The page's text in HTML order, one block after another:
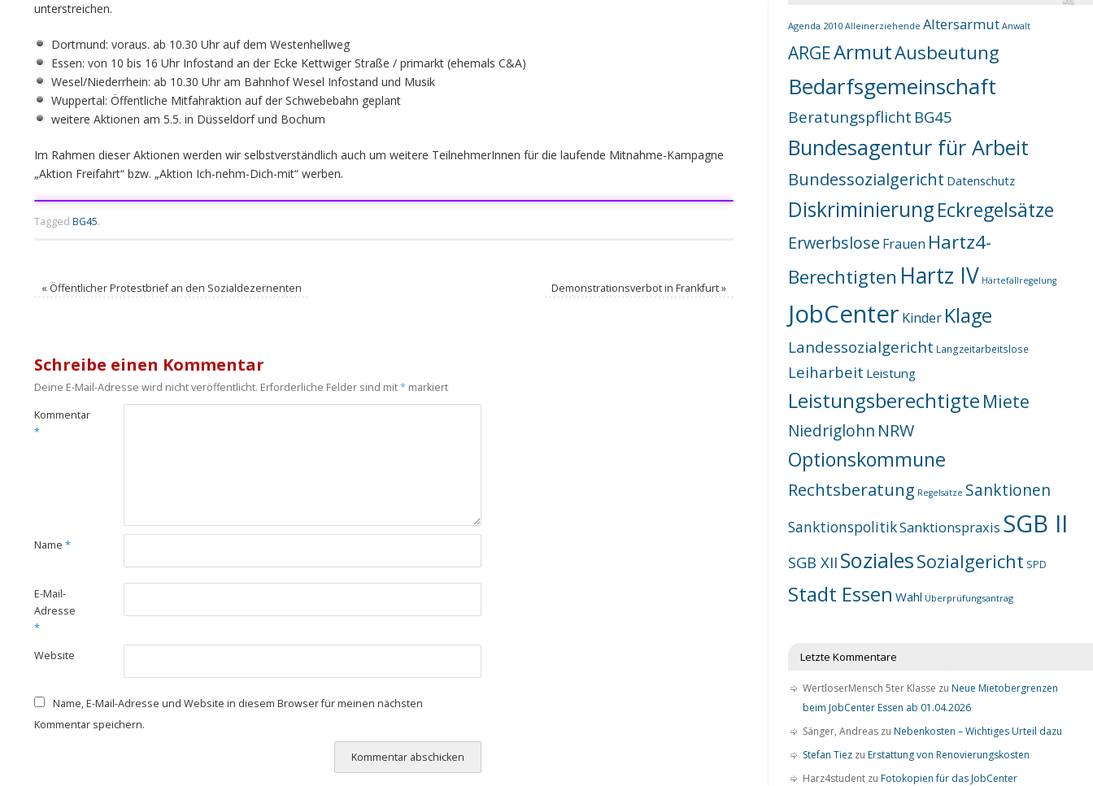
unterstreichen.
Dortmund: voraus. ab 10.30 Uhr auf dem Westenhellweg
Essen: von 10 bis 16 Uhr Infostand an der Ecke Kettwiger Straße / primarkt (ehemals C&A)
Wesel/Niederrhein: ab 10.30 Uhr am Bahnhof Wesel Infostand und Musik
Wuppertal: Öffentliche Mitfahraktion auf der Schwebebahn geplant
weitere Aktionen am 5.5. in Düsseldorf und Bochum
Im Rahmen dieser Aktionen werden wir selbstverständlich auch um weitere TeilnehmerInnen für die laufende Mitnahme-Kampagne
„Aktion Freifahrt“ bzw. „Aktion Ich-nehm-Dich-mit“ werben.
Tagged BG45.
« Öffentlicher Protestbrief an den Sozialdezernenten Demonstrationsverbot in Frankfurt»
Schreibe einen Kommentar
Deine E-Mail-Adresse wird nicht veröffentlicht. Erforderliche Felder sind mit* markiert
Kommentar
*
Name *
E-Mail-
Adresse
*
Website
Name, E-Mail-Adresse und Website in diesem Browser für meinen nächsten
Kommentar speichern.
Agenda 2010 Alleinerziehende Altersarmut Anwalt
ARGEArmutAusbeutung
Bedarfsgemeinschaft
Beratungspflicht BG45
Bundesagentur für Arbeit
Bundessozialgericht Datenschutz
DiskriminierungEckregelsätze
Erwerbslose Frauen Hartz4-
Berechtigten Hartz IV Härtefallregelung
JobCenter Kinder Klage
Landessozialgericht Langzeitarbeitslose
Leiharbeit Leistung
Leistungsberechtigte Miete
Niedriglohn NRW
Optionskommune
Rechtsberatung Regelsätze Sanktionen
SanktionspolitikSanktionspraxis SGB II
SGB XII SozialesSozialgericht SPD
Stadt Essen Wahl Überprüfungsantrag
Letzte Kommentare
WertloserMensch 5ter Klasse zu Neue Mietobergrenzen
beim JobCenter Essen ab 01.04.2026
Sänger, Andreas zu Nebenkosten – Wichtiges Urteil dazu
Stefan Tiez zu Erstattung von Renovierungskosten
Harz4student zu Fotokopien für das JobCenter